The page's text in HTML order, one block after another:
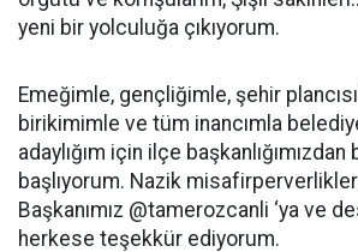
yeni bir yolculuğa çıkıyorum.
Emeğimle, gençliğimle, şehir
birikimimle ve tüm inancımla
adaylığım için ilçe
başlıyorum. Nazik
Başkanımız @tamerozcanli ‘ya ve
herkese teşekkür ediyorum.